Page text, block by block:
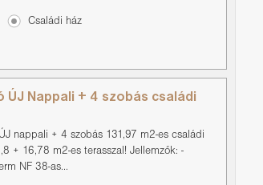
Családi ház
ÚJ Nappali + 4 szobás családi
nappali + 4 szobás 131,97 m2-es családi
+ 16,78 m2-es terasszal! Jellemzők: -
NF 38-as...